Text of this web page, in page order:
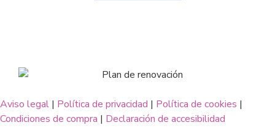
Aviso legal | Política de privacidad | Política de cookies |
Condiciones de compra | Declaración de accesibilidad